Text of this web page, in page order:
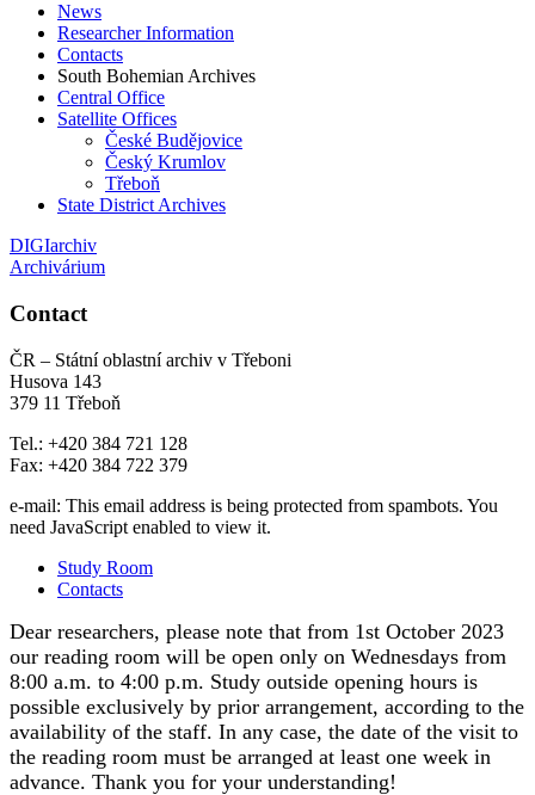
News
Researcher Information
Contacts
South Bohemian Archives
Central Office
Satellite Offices
České Budějovice
Český Krumlov
Třeboň
State District Archives
DIGIarchiv
Archivárium
Contact
ČR – Státní oblastní archiv v Třeboni
Husova 143
379 11 Třeboň
Tel.: +420 384 721 128
Fax: +420 384 722 379
e-mail: This email address is being protected from spambots. You
need JavaScript enabled to view it.
Study Room
Contacts
Dear researchers, please note that from 1st October 2023
our reading room will be open only on Wednesdays from
8:00 a.m. to 4:00 p.m. Study outside opening hours is
possible exclusively by prior arrangement, according to the
availability of the staff. In any case, the date of the visit to
the reading room must be arranged at least one week in
advance. Thank you for your understanding!